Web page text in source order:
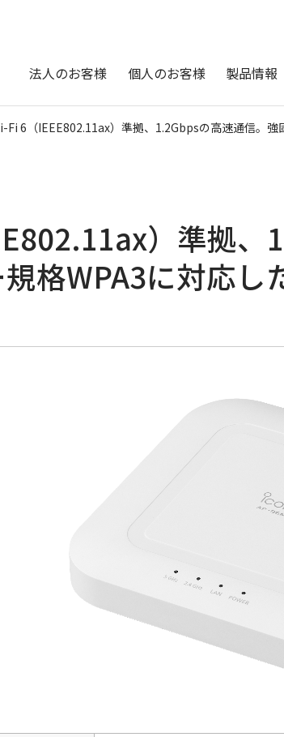
法人のお客様 個人のお客様 製品情報
Fi 6（IEEE802.11ax）準拠、1.2Gbpsの高速通信。強
）準拠
格WPA3に対応